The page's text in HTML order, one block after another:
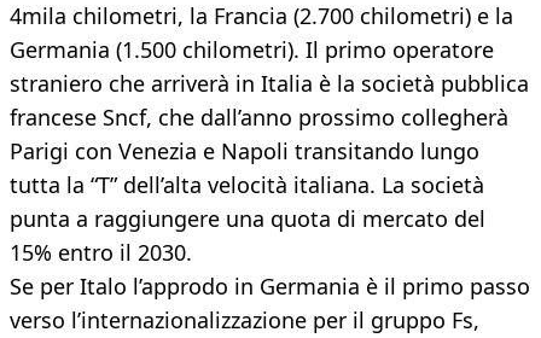
4mila chilometri, la Francia (2.700 chilometri) e la
Germania (1.500 chilometri). Il primo operatore
straniero che arriverà in Italia è la società pubblica
francese Sncf, che dall’anno prossimo collegherà
Parigi con Venezia e Napoli transitando lungo
tutta la “T” dell’alta velocità italiana. La società
punta a raggiungere una quota di mercato del
15% entro il 2030.
Se per Italo l’approdo in Germania è il primo passo
verso l’internazionalizzazione per il gruppo Fs,